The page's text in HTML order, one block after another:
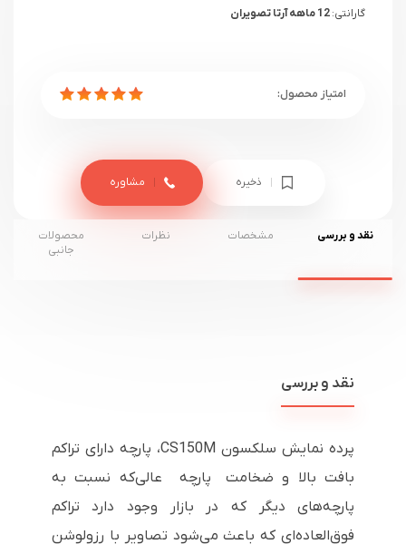
گارانتی:
ذخیره مشاوره
نقد و بررسی مشخصات نظرات
محصولات
جانبی
نقد و بررسی
پرده نمایش سلکسون CS150M،
پارچه دارای تراکم
بافت بالا و ضخامت پارچه
که نسبت به
پارچه‌های دیگر که در بازار وجود دارد تراکم
فوق‌العاده‌ای که باعث می‌شود تصاویر با رزولوشن